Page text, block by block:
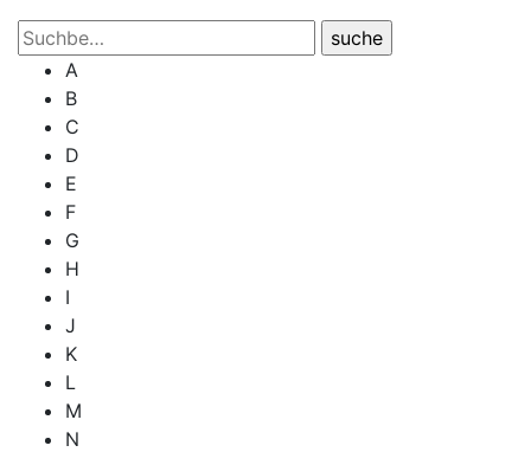
A
B
C
D
E
F
G
H
I
J
K
L
M
N